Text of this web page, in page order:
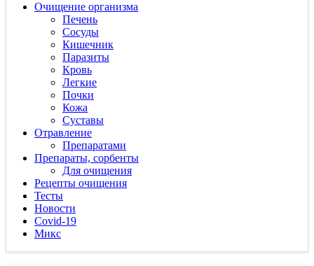
Очищение организма
Печень
Сосуды
Кишечник
Паразиты
Кровь
Легкие
Почки
Кожа
Суставы
Отравление
Препаратами
Препараты, сорбенты
Для очищения
Рецепты очищения
Тесты
Новости
Covid-19
Микс